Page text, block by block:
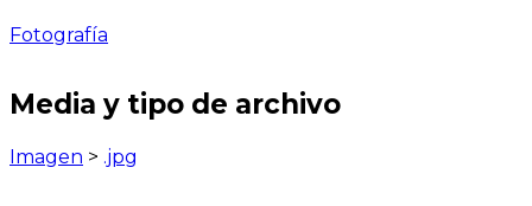
Fotografía
Media y tipo de archivo
Imagen > .jpg